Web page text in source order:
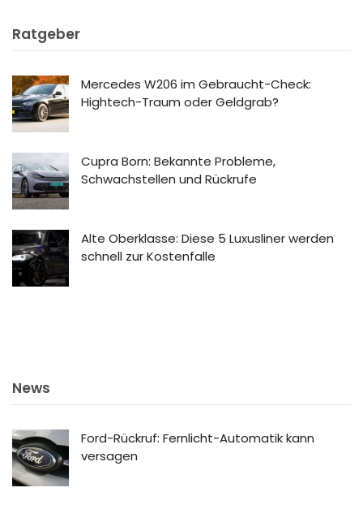
Ratgeber
Mercedes W206 im Gebraucht-Check:
Hightech-Traum oder Geldgrab?
Cupra Born: Bekannte Probleme,
Schwachstellen und Rückrufe
Alte Oberklasse: Diese 5 Luxusliner werden
schnell zur Kostenfalle
News
Ford-Rückruf: Fernlicht-Automatik kann
versagen